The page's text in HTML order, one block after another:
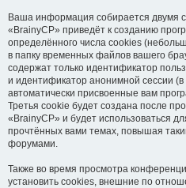
Ваша информация собирается двумя
«BrainyCP» приведёт к созданию
определённого числа cookies
в папку временных файлов вашего
содержат только идентификатор
и идентификатор анонимной сессии
автоматически присвоенные вам
Третья cookie будет создана после
«BrainyCP» и будет использоваться
прочтённых вами темах, повышая
форумами.
Также во время просмотра
установить cookies, внешние по